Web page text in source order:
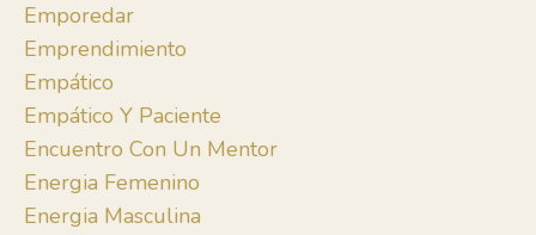
Emporedar
Emprendimiento
Empático
Empático Y Paciente
Encuentro Con Un Mentor
Energia Femenino
Energia Masculina